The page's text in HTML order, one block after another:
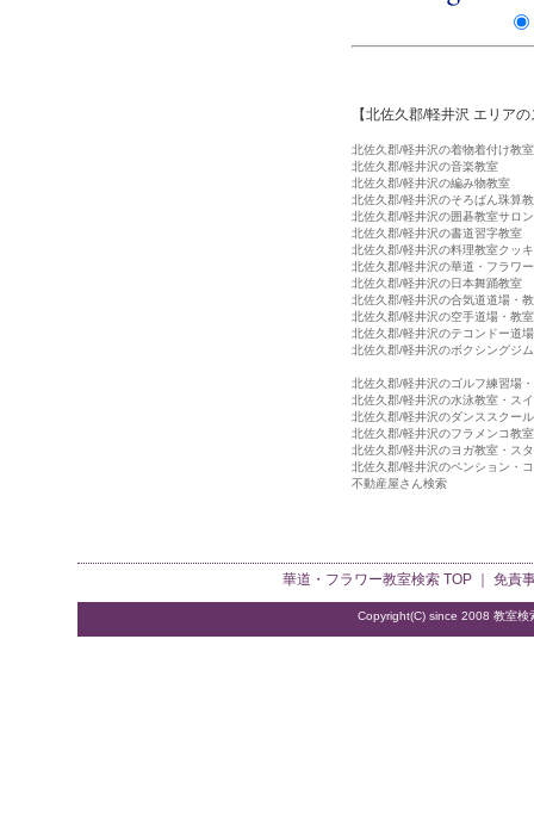
【北佐久郡/軽井沢 エリア
北佐久郡/軽井沢の着物着付け教室
北佐久郡/軽井沢の音楽教室
北佐久郡/軽井沢の編み物教室
北佐久郡/軽井沢のそろばん珠算
北佐久郡/軽井沢の囲碁教室サロン
北佐久郡/軽井沢の書道習字教室
北佐久郡/軽井沢の料理教室クッ
北佐久郡/軽井沢の華道・フラワ
北佐久郡/軽井沢の日本舞踊教室
北佐久郡/軽井沢の合気道道場・
北佐久郡/軽井沢の空手道場・教室
北佐久郡/軽井沢のテコンドー道
北佐久郡/軽井沢のボクシングジ
北佐久郡/軽井沢のゴルフ練習場
北佐久郡/軽井沢の水泳教室・ス
北佐久郡/軽井沢のダンススクー
北佐久郡/軽井沢のフラメンコ教
北佐久郡/軽井沢のヨガ教室・ス
北佐久郡/軽井沢のペンション・
不動産屋さん検索
華道・フラワー教室検索TOP ｜ 免責
Copyright(C) since 2008 教室検